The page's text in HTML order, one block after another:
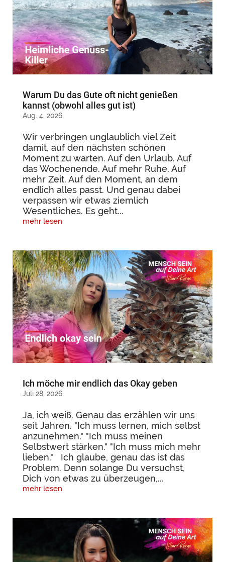
Warum Du das Gute oft nicht genießen
kannst (obwohl alles gut ist)
Aug. 4, 2026
Wir verbringen unglaublich viel Zeit
damit, auf den nächsten schönen
Moment zu warten. Auf den Urlaub. Auf
das Wochenende. Auf mehr Ruhe. Auf
mehr Zeit. Auf den Moment, an dem
endlich alles passt. Und genau dabei
verpassen wir etwas ziemlich
Wesentliches. Es geht...
mehr lesen
Ich möche mir endlich das Okay geben
Juli 28, 2026
Ja, ich weiß. Genau das erzählen wir uns
seit Jahren. "Ich muss lernen, mich selbst
anzunehmen." "Ich muss meinen
Selbstwert stärken." "Ich muss mich mehr
lieben." Ich glaube, genau das ist das
Problem. Denn solange Du versuchst,
Dich von etwas zu überzeugen,...
mehr lesen